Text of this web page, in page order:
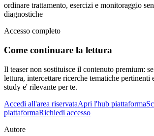
ordinare trattamento, esercizi e monitoraggio
diagnostiche
Accesso completo
Come continuare la lettura
Il teaser non sostituisce il contenuto premium:
lettura, intercettare ricerche tematiche pertinenti
study e' rilevante per te.
Accedi all'area riservataApri l'hub piattaforma
piattaformaRichiedi accesso
Autore